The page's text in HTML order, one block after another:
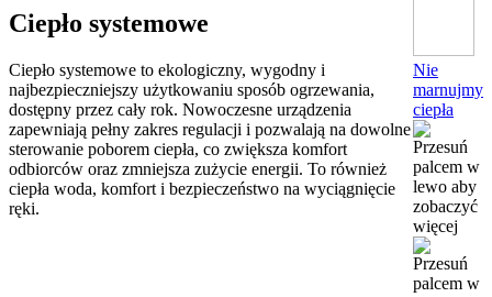
Ciepło systemowe
Ciepło systemowe to ekologiczny, wygodny i
najbezpieczniejszy użytkowaniu sposób ogrzewania,
dostępny przez cały rok. Nowoczesne urządzenia
zapewniają pełny zakres regulacji i pozwalają na dowolne
sterowanie poborem ciepła, co zwiększa komfort
odbiorców oraz zmniejsza zużycie energii. To również
ciepła woda, komfort i bezpieczeństwo na wyciągnięcie
ręki.
Nie
marnujmy
ciepła